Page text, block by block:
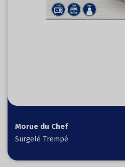
Morue du Chef
Surgelé Trempé